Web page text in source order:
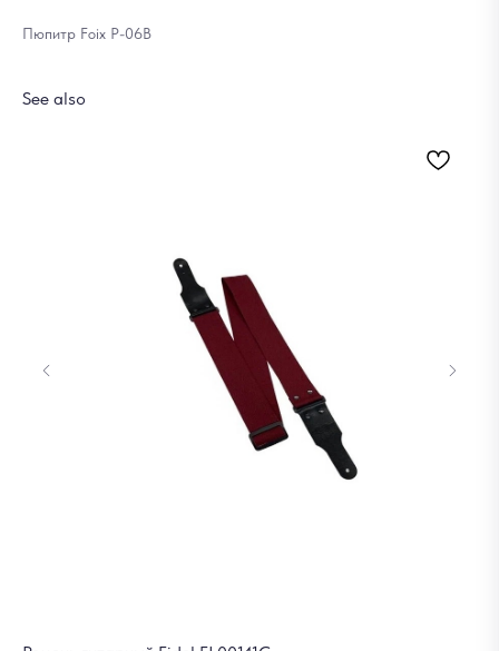
Пюпитр Foix P-06B
See also